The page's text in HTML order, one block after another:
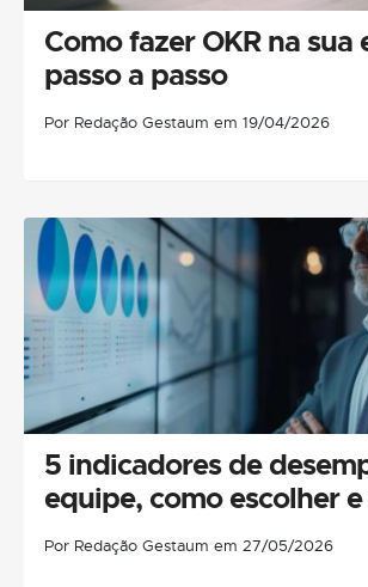
Como fazer OKR na sua
passo a passo
Por Redação Gestaum em 19/04/2026
5 indicadores de
equipe, como escolher
Por Redação Gestaum em 27/05/2026